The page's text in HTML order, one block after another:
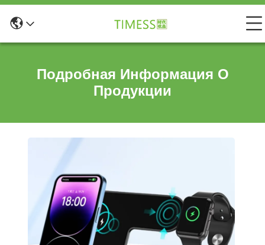
Подробная Информация О
Продукции